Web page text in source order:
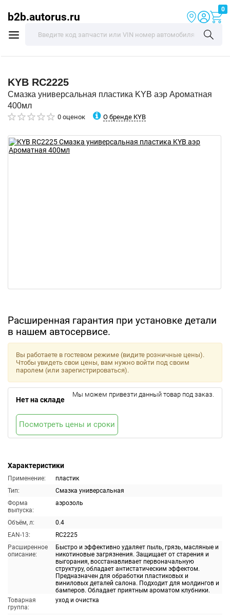
b2b.autorus.ru
0
KYB RC2225
Смазка универсальная пластика KYB аэр Ароматная
400мл
0 оценок О бренде KYB
Расширенная гарантия при установке детали
в нашем автосервисе.
Характеристики
Применение:
пластик
Тип:
Смазка универсальная
Форма
выпуска:
аэрозоль
Объём, л:
0.4
EAN-13:
RC2225
Расширенное
описание:
Быстро и эффективно удаляет пыль, грязь, масляные и
никотиновые загрязнения. Защищает от старения и
выгорания, восстанавливает первоначальную
структуру, обладает антистатическим эффектом.
Предназначен для обработки пластиковых и
виниловых деталей салона. Подходит для молдингов и
бамперов. Обладает приятным ароматом клубники.
Товарная
группа:
уход и очистка
Вы работаете в гостевом режиме (видите розничные цены).
Чтобы увидеть свои цены, вам нужно войти под своим
паролем (или зарегистрироваться).
Нет на складе
Мы можем привезти данный товар под заказ.
Посмотреть цены и сроки